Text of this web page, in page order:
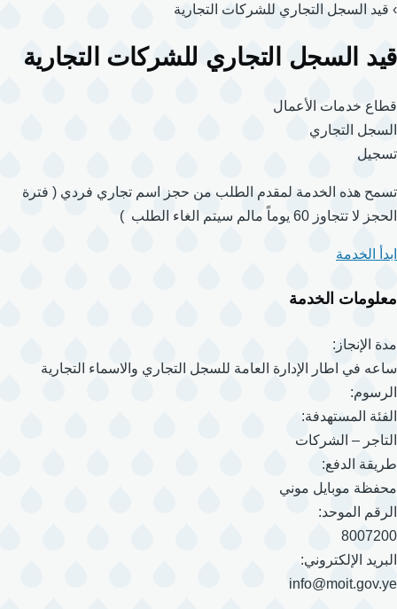
› قيد السجل التجاري للشركات التجارية
قيد السجل التجاري للشركات التجارية
قطاع خدمات الأعمال
السجل التجاري
تسجيل
تسمح هذه الخدمة لمقدم الطلب من حجز اسم تجاري فردي ( فترة
الحجز لا تتجاوز 60 يوماً مالم سيتم الغاء الطلب )
ابدأ الخدمة
معلومات الخدمة
مدة الإنجاز:
ساعه في اطار الإدارة العامة للسجل التجاري والاسماء التجارية
الرسوم:
الفئة المستهدفة:
التاجر – الشركات
طريقة الدفع:
محفظة موبايل موني
الرقم الموحد:
8007200
البريد الإلكتروني:
info@moit.gov.ye